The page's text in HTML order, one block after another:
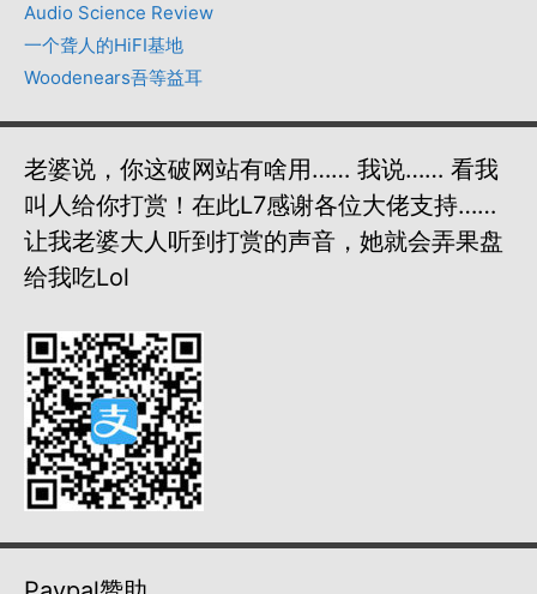
Audio Science Review
一个聋人的HiFI基地
Woodenears吾等益耳
老婆说，你这破网站有啥用…… 我说…… 看我
叫人给你打赏！在此L7感谢各位大佬支持……
让我老婆大人听到打赏的声音，她就会弄果盘
给我吃lol